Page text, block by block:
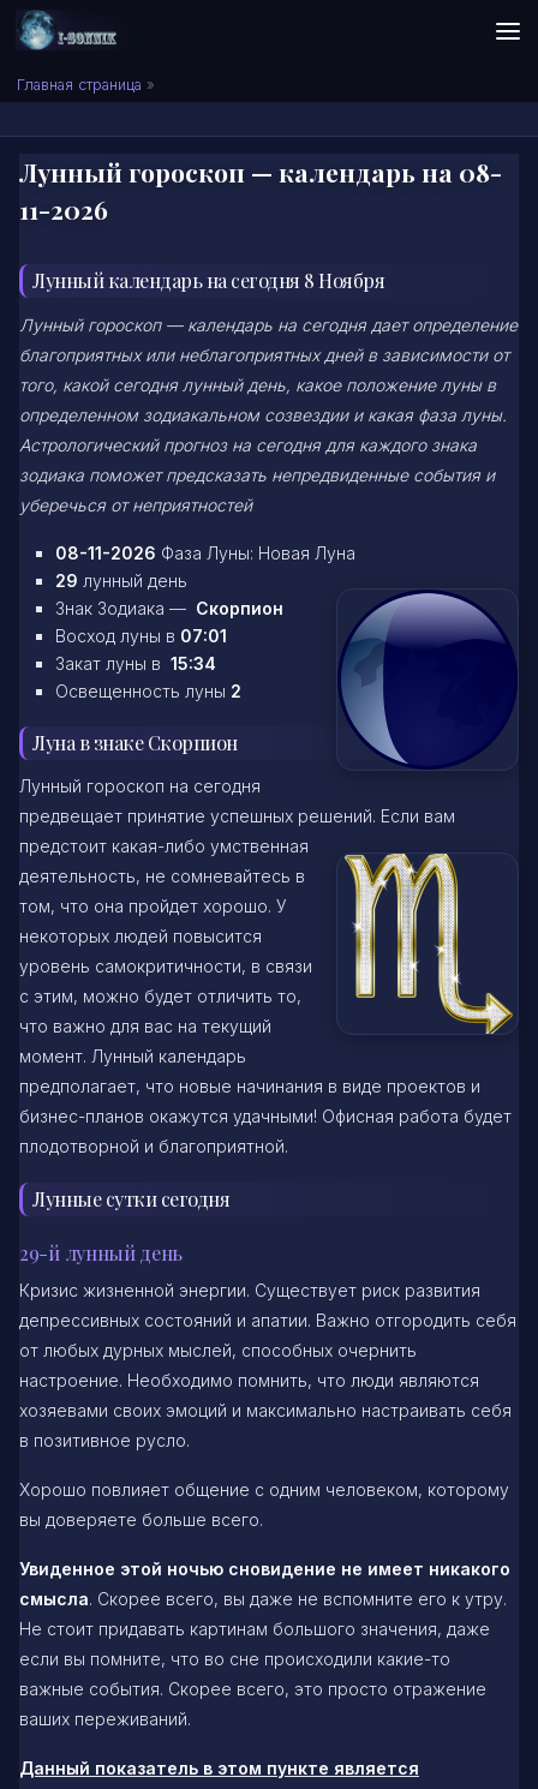
Skip to content
Сонник I-SONNIK.COM
Главная страница »
Лунный гороскоп — календарь на 08-
11-2026
Лунный календарь на сегодня 8 Ноября
Лунный гороскоп — календарь на сегодня дает определение
благоприятных или неблагоприятных дней в зависимости от
того, какой сегодня лунный день, какое положение луны в
определенном зодиакальном созвездии и какая фаза луны.
Астрологический прогноз на сегодня для каждого знака
зодиака поможет предсказать непредвиденные события и
уберечься от неприятностей
08-11-2026 Фаза Луны: Новая Луна
29 лунный день
Знак Зодиака — Скорпион
Восход луны в 07:01
Закат луны в 15:34
Освещенность луны 2
Луна в знаке Скорпион
Лунный гороскоп на сегодня
предвещает принятие успешных решений. Если вам
предстоит какая-либо умственная
деятельность, не сомневайтесь в
том, что она пройдет хорошо. У
некоторых людей повысится
уровень самокритичности, в связи
с этим, можно будет отличить то,
что важно для вас на текущий
момент. Лунный календарь
предполагает, что новые начинания в виде проектов и
бизнес-планов окажутся удачными! Офисная работа будет
плодотворной и благоприятной.
Лунные сутки сегодня
29-й лунный день
Кризис жизненной энергии. Существует риск развития
депрессивных состояний и апатии. Важно отгородить себя
от любых дурных мыслей, способных очернить
настроение. Необходимо помнить, что люди являются
хозяевами своих эмоций и максимально настраивать себя
в позитивное русло.
Хорошо повлияет общение с одним человеком, которому
вы доверяете больше всего.
Увиденное этой ночью сновидение не имеет никакого
смысла. Скорее всего, вы даже не вспомните его к утру.
Не стоит придавать картинам большого значения, даже
если вы помните, что во сне происходили какие-то
важные события. Скорее всего, это просто отражение
ваших переживаний.
Данный показатель в этом пункте является